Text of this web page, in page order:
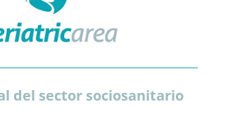
del sector sociosanitario